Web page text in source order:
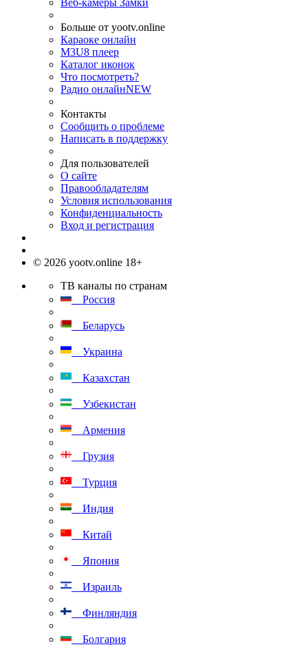
Веб-камеры Замки
Больше от yootv.online
Караоке онлайн
M3U8 плеер
Каталог иконок
Что посмотреть?
Радио онлайнNEW
Контакты
Сообщить о проблеме
Написать в поддержку
Для пользователей
О сайте
Правообладателям
Условия использования
Конфиденциальность
Вход и регистрация
© 2026 yootv.online 18+
ТВ каналы по странам
Россия
Беларусь
Украина
Казахстан
Узбекистан
Армения
Грузия
Турция
Индия
Китай
Япония
Израиль
Финляндия
Болгария